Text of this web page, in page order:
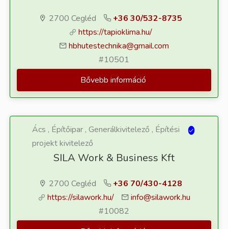
2700 Cegléd
+36 30/532-8735
https://tapioklima.hu/
hbhutestechnika@gmail.com
#10501
Bővebb információ
Ács , Építőipar , Generálkivitelező , Építési
projekt kivitelező
SILA Work & Business Kft
2700 Cegléd
+36 70/430-4128
https://silawork.hu/
info@silawork.hu
#10082